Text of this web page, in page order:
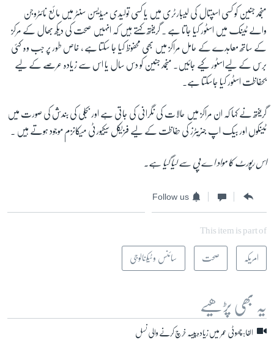
منجمد جنین کو کسی اسپتال کی لیبارٹری میں یا کسی تولیدی میڈیسن سنٹر میں مائع نائٹروجن
والے ٹینک میں اسٹور کیا جاتا ہے ۔ گریفتھ کہتے ہیں کہ انہیں صحت کی دیکھ بھال کے مرکز
کے ساتھ معاہدے کے حامل مراکز میں بھی محفوظ کیا جا سکتا ہے ، خاص طور پر جب وہ کئی
برس کے لیےاسٹور کیے جائیں۔ منجمد جنین کو دس سال یا اس سے زیادہ عرصے کے لیے
بحفاظت اسٹور کیا جاسکتا ہے۔
گریفتھ نے کہا کہ ان مراکز میں حالات کی نگرانی کی جاتی ہے اور بجلی کی بندش کی صورت میں
ٹینکوں اور بیک اپ جنریٹرز کی حفاظت کے لیے فزیکل سیکیورٹی میکانزم موجود ہوتے ہیں ۔
اس رپورٹ کا مواد اے پی سے لیا گیا ہے۔
Follow us
This item is part of
امریکہ صحت سائنس و ٹیکنالوجی
یہ بھی پڑھیے
الفا: چھوٹی عمر میں زیادہ پیسہ خرچ کرنے والی نسل